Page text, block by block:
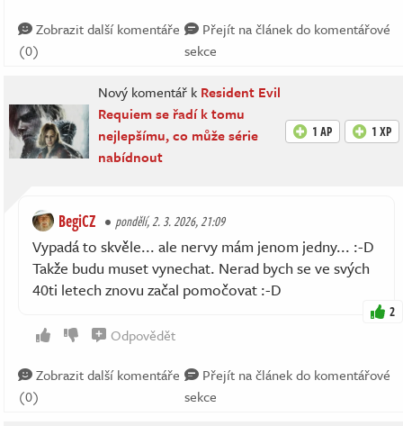
Zobrazit další komentáře
(0)
Přejít na článek do komentářové
sekce
Nový komentář k Resident Evil
Requiem se řadí k tomu
nejlepšímu, co může série
nabídnout
1 AP 1 XP
BegiCZ pondělí, 2. 3. 2026, 21:09
Vypadá to skvěle... ale nervy mám jenom jedny... :-D
Takže budu muset vynechat. Nerad bych se ve svých
40ti letech znovu začal pomočovat :-D
2
Odpovědět
Zobrazit další komentáře
(0)
Přejít na článek do komentářové
sekce